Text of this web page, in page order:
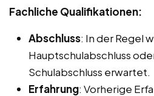
Fachliche Qualifikationen:
Abschluss: In der Regel
Hauptschulabschluss
Schulabschluss erwartet.
Erfahrung: Vorherige